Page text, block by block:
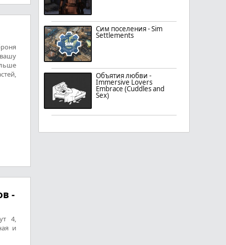
-
4,
и
Сим поселения - Sim
Settlements
Объятия любви -
Immersive Lovers
Embrace (Cuddles and
Sex)